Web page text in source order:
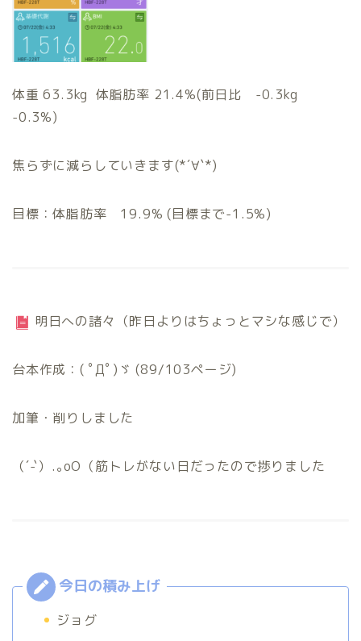
体重 63.3kg 体脂肪率 21.4%(前日比 -0.3kg
-0.3%)
焦らずに減らしていきます(*´∀`*)
目標：体脂肪率 19.9% (目標まで-1.5%)
明日への諸々（昨日よりはちょっとマシな感じで）
台本作成：( ﾟДﾟ)ゞ (89/103ページ)
加筆・削りしました
（´-`）.｡oO（筋トレがない日だったので捗りました
ジョグ